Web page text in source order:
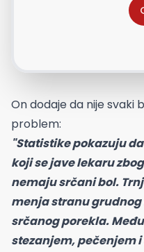
On dodaje da nije svaki
problem:
"Statistike pokazuju
koji se jave lekaru
nemaju srčani bol.
menja stranu
srčanog porekla.
stezanjem, pečenjem